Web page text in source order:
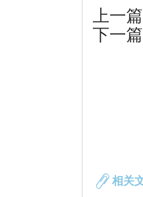
上一
下一
相关